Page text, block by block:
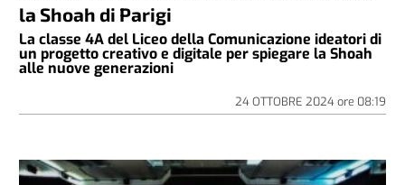
la Shoah di Parigi
La classe 4A del Liceo della Comunicazione ideatori di
un progetto creativo e digitale per spiegare la Shoah
alle nuove generazioni
24 OTTOBRE 2024ore 08:19